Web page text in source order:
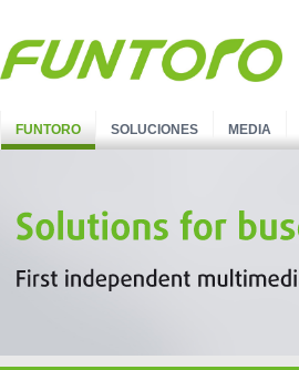
FUNTORO SOLUCIONES MEDIA